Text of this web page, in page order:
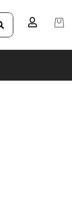
SEARCH